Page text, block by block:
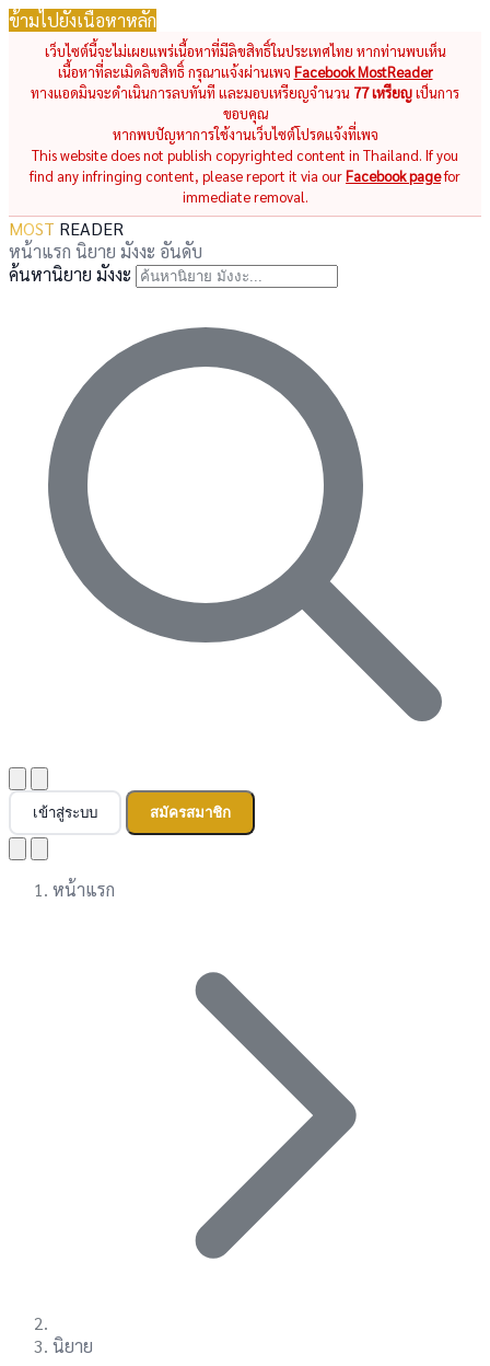
ข้ามไปยังเนื้อหาหลัก
เว็บไซต์นี้จะไม่เผยแพร่เนื้อหาที่มีลิขสิทธิ์ในประเทศไทย หากท่านพบเห็น
เนื้อหาที่ละเมิดลิขสิทธิ์ กรุณาแจ้งผ่านเพจ Facebook MostReader
ทางแอดมินจะดำเนินการลบทันที และมอบเหรียญจำนวน 77 เหรียญเป็นการ
ขอบคุณ
หากพบปัญหาการใช้งานเว็บไซต์โปรดแจ้งที่เพจ
This website does not publish copyrighted content in Thailand. If you
find any infringing content, please report it via ourFacebook pagefor
immediate removal.
MOST READER
หน้าแรก นิยาย มังงะ อันดับ
ค้นหานิยาย มังงะ
เข้าสู่ระบบ สมัครสมาชิก
หน้าแรก
นิยาย